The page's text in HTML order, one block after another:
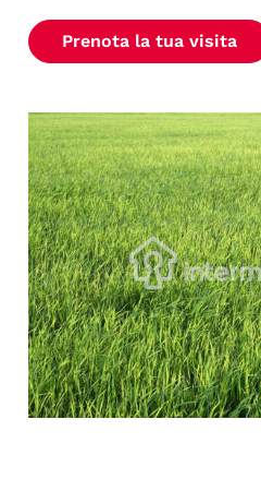
Prenota la tua visita